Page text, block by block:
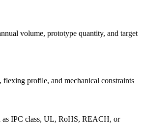
volume, prototype quantity, and target
flexing profile, and mechanical constraints
as IPC class, UL, RoHS, REACH, or